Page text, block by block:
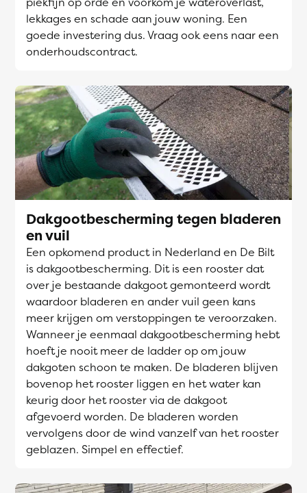
lekkages en schade aan jouw woning. Een
goede investering dus. Vraag ook eens naar een
onderhoudscontract.
Dakgootbescherming tegen bladeren
en vuil
Een opkomend product in Nederland en De Bilt
is dakgootbescherming. Dit is een rooster dat
over je bestaande dakgoot gemonteerd wordt
waardoor bladeren en ander vuil geen kans
meer krijgen om verstoppingen te veroorzaken.
Wanneer je eenmaal dakgootbescherming hebt
hoeft je nooit meer de ladder op om jouw
dakgoten schoon te maken. De bladeren blijven
bovenop het rooster liggen en het water kan
keurig door het rooster via de dakgoot
afgevoerd worden. De bladeren worden
vervolgens door de wind vanzelf van het rooster
geblazen. Simpel en effectief.